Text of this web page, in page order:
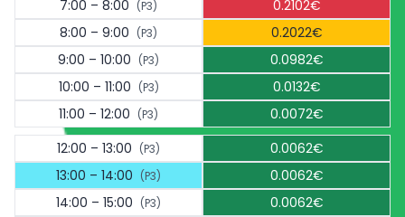
7:00 – 8:00 (P3)
0.2102€
8:00 – 9:00 (P3)
0.2022€
9:00 – 10:00 (P3)
0.0982€
10:00 – 11:00 (P3)
0.0132€
11:00 – 12:00 (P3)
0.0072€
12:00 – 13:00 (P3)
0.0062€
13:00 – 14:00 (P3)
0.0062€
14:00 – 15:00 (P3)
0.0062€